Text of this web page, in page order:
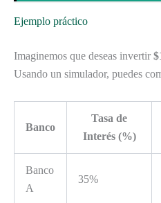
Ejemplo práctico
Imaginemos que deseas invertir
Usando un simulador, puedes
Banco
Tasa de
Interés (%)
Banco
A
35%